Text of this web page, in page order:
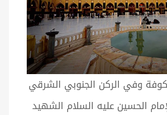
وفي الركن الجنوبي الشرقي
الحسين عليه السلام الشهيد